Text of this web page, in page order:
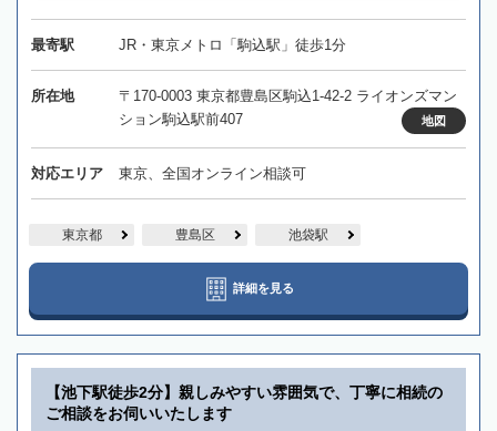
最寄駅 JR・東京メトロ「駒込駅」徒歩1分
所在地
〒170-0003 東京都豊島区駒込1-42-2 ライオンズマン
ション駒込駅前407
地図
対応エリア 東京、全国オンライン相談可
東京都 豊島区 池袋駅
詳細を見る
【池下駅徒歩2分】親しみやすい雰囲気で、丁寧に相続の
ご相談をお伺いいたします